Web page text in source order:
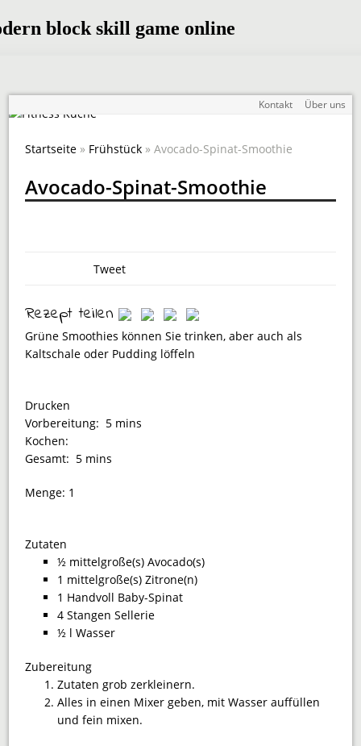
Kontakt Über uns
Startseite » Frühstück » Avocado-Spinat-Smoothie
Avocado-Spinat-Smoothie
Tweet
Rezept teilen
Grüne Smoothies können Sie trinken, aber auch als
Kaltschale oder Pudding löffeln
Drucken
Vorbereitung: 5 mins
Kochen:
Gesamt: 5 mins
Menge: 1
Zutaten
½ mittelgroße(s) Avocado(s)
1 mittelgroße(s) Zitrone(n)
1 Handvoll Baby-Spinat
4 Stangen Sellerie
½ l Wasser
Zubereitung
Zutaten grob zerkleinern.
Alles in einen Mixer geben, mit Wasser auffüllen
und fein mixen.